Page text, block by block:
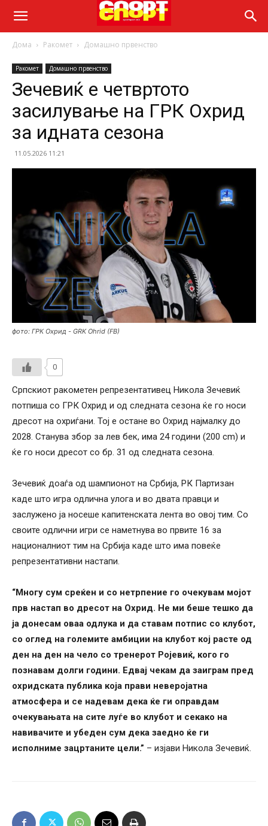
Дома Ракомет Домашно првенство
Ракомет Домашно првенство
Зечевиќ е четвртото
засилување на ГРК Охрид
за идната сезона
11.05.2026 11:21
фото: ГРК Охрид - GRK Ohrid (FB)
0
Српскиот ракометен репрезентативец Никола Зечевиќ
потпиша со ГРК Охрид и од следната сезона ќе го носи
дресот на охриѓани. Тој е остане во Охрид најмалку до
2028. Станува збор за лев бек, има 24 години (200 cm) и
ќе го носи дресот со бр. 31 од следната сезона.
Зечевиќ доаѓа од шампионот на Србија, РК Партизан
каде што игра одлична улога и во двата правци и
заслужено ја носеше капитенската лента во овој тим. Со
своите одлични игри се наметнува во првите 16 за
националниот тим на Србија каде што има повеќе
репрезентативни настапи.
“Многу сум среќен и со нетрпение го очекувам мојот
прв настап во дресот на Охрид. Не ми беше тешко да
ја донесам оваа одлука и да ставам потпис со клубот,
со оглед на големите амбиции на клубот кој расте од
ден на ден на чело со тренерот Ројевиќ, кого го
познавам долги години. Едвај чекам да заиграм пред
охридската публика која прави неверојатна
атмосфера и се надевам дека ќе ги оправдам
очекувањата на сите луѓе во клубот и секако на
навивачите и убеден сум дека заедно ќе ги
исполниме зацртаните цели.” – изјави Никола Зечевиќ.